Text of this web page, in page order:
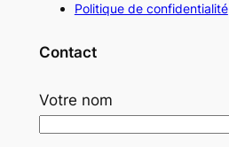
Politique de confidentialité
Contact
Votre nom